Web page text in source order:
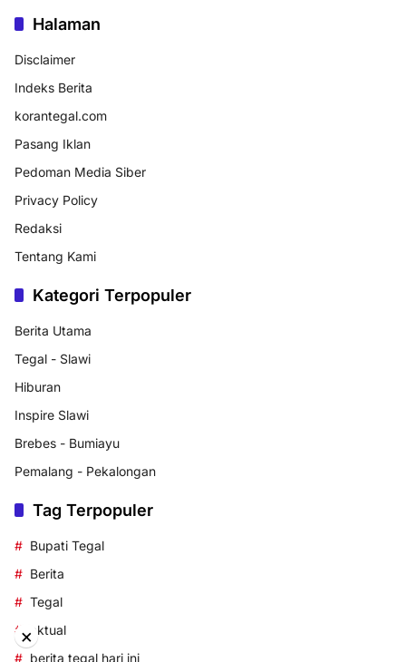
Halaman
Disclaimer
Indeks Berita
korantegal.com
Pasang Iklan
Pedoman Media Siber
Privacy Policy
Redaksi
Tentang Kami
Kategori Terpopuler
Berita Utama
Tegal - Slawi
Hiburan
Inspire Slawi
Brebes - Bumiayu
Pemalang - Pekalongan
Tag Terpopuler
Bupati Tegal
Berita
Tegal
aktual
berita tegal hari ini
×